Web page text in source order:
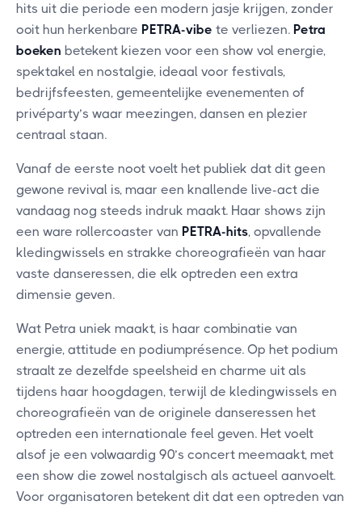
hits uit die periode een modern jasje krijgen, zonder
ooit hun herkenbare PETRA-vibe te verliezen. Petra
boeken betekent kiezen voor een show vol energie,
spektakel en nostalgie, ideaal voor festivals,
bedrijfsfeesten, gemeentelijke evenementen of
privéparty’s waar meezingen, dansen en plezier
centraal staan.
Vanaf de eerste noot voelt het publiek dat dit geen
gewone revival is, maar een knallende live-act die
vandaag nog steeds indruk maakt. Haar shows zijn
een ware rollercoaster van PETRA-hits, opvallende
kledingwissels en strakke choreografieën van haar
vaste danseressen, die elk optreden een extra
dimensie geven.
Wat Petra uniek maakt, is haar combinatie van
energie, attitude en podiumprésence. Op het podium
straalt ze dezelfde speelsheid en charme uit als
tijdens haar hoogdagen, terwijl de kledingwissels en
choreografieën van de originele danseressen het
optreden een internationale feel geven. Het voelt
alsof je een volwaardig 90’s concert meemaakt, met
een show die zowel nostalgisch als actueel aanvoelt.
Voor organisatoren betekent dit dat een optreden van